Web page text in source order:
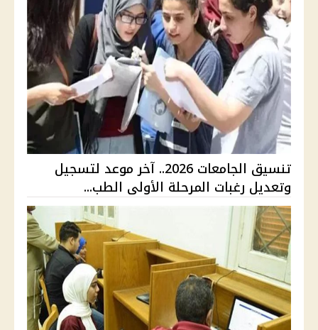
تنسيق الجامعات 2026.. آخر موعد لتسجيل
وتعديل رغبات المرحلة الأولى الطب...